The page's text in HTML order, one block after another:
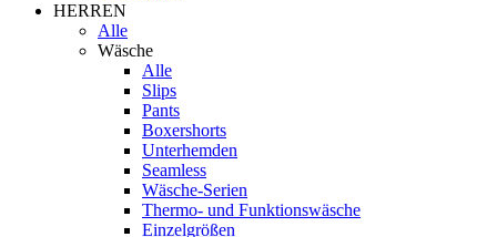
HERREN
Alle
Wäsche
Alle
Slips
Pants
Boxershorts
Unterhemden
Seamless
Wäsche-Serien
Thermo- und Funktionswäsche
Einzelgrößen